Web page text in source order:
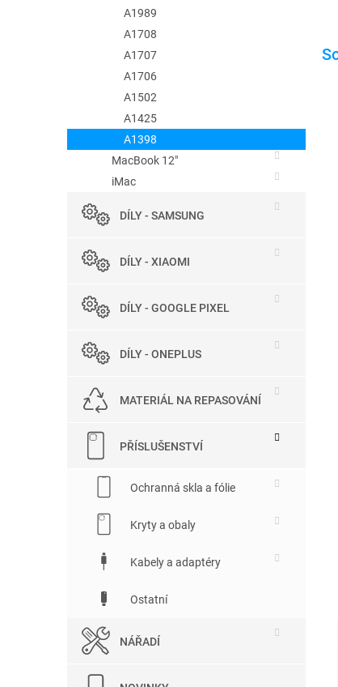
A1989
A1708
A1707
A1706
A1502
A1425
A1398
MacBook 12"
iMac
DÍLY - SAMSUNG
DÍLY - XIAOMI
DÍLY - GOOGLE PIXEL
DÍLY - ONEPLUS
MATERIÁL NA REPASOVÁNÍ
PŘÍSLUŠENSTVÍ
Ochranná skla a fólie
Kryty a obaly
Kabely a adaptéry
Ostatní
NÁŘADÍ